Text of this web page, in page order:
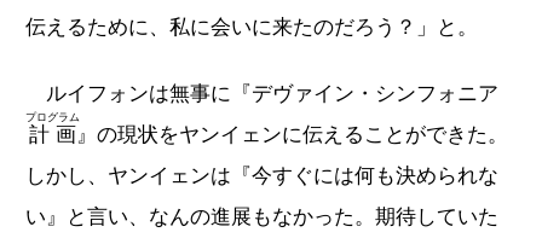
伝えるために、私に会いに来たのだろう？」と。
ルイフォンは無事に『デヴァイン・シンフォニア
計画
プログラム
』の現状をヤンイェンに伝えることができた。
しかし、ヤンイェンは『今すぐには何も決められな
い』と言い、なんの進展もなかった。期待していた